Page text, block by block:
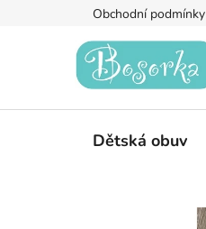
Obchodní podmínky
Dětská obuv